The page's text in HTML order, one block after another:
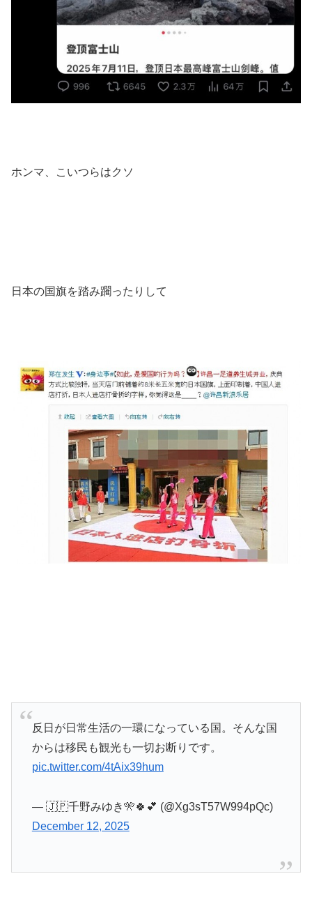
ホンマ、こいつらはクソ
日本の国旗を踏み躙ったりして
反日が日常生活の一環になっている国。そんな国
からは移民も観光も一切お断りです。
pic.twitter.com/4tAix39hum
— 🇯🇵千野みゆき🎌🍀💕 (@Xg3sT57W994pQc)
December 12, 2025